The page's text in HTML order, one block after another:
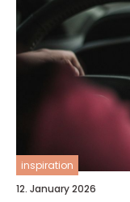
inspiration
12. January 2026